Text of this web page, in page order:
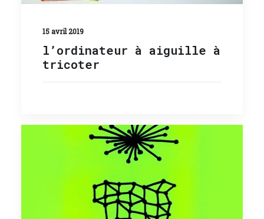
15 avril 2019
l’ordinateur à aiguille à
tricoter